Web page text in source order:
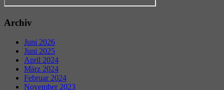
Archiv
Juni 2026
Juni 2025
April 2024
März 2024
Februar 2024
November 2023